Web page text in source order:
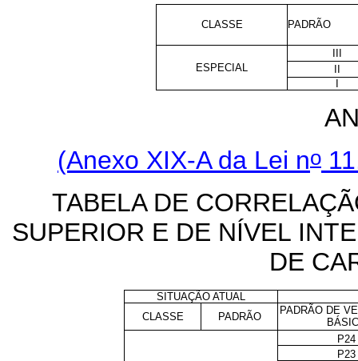
CLASSE PADRÃO
ESPECIAL
(Anexo XIX-A da Lei no
TABELA DE
SUPERIOR E DE NÍVEL
DE
SITUAÇÃO ATUAL
CLASSE
PADRÃO
PADRÃO DE
P24
P23